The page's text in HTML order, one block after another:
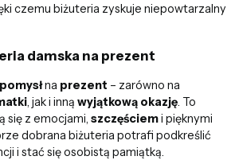
czemu biżuteria zyskuje niepowtarzalny
damska na prezent
na prezent – zarówno na
, jak i inną wyjątkową okazję. To
się z emocjami, szczęściemi pięknymi
dobrana biżuteria potrafi podkreślić
i stać się osobistą pamiątką.